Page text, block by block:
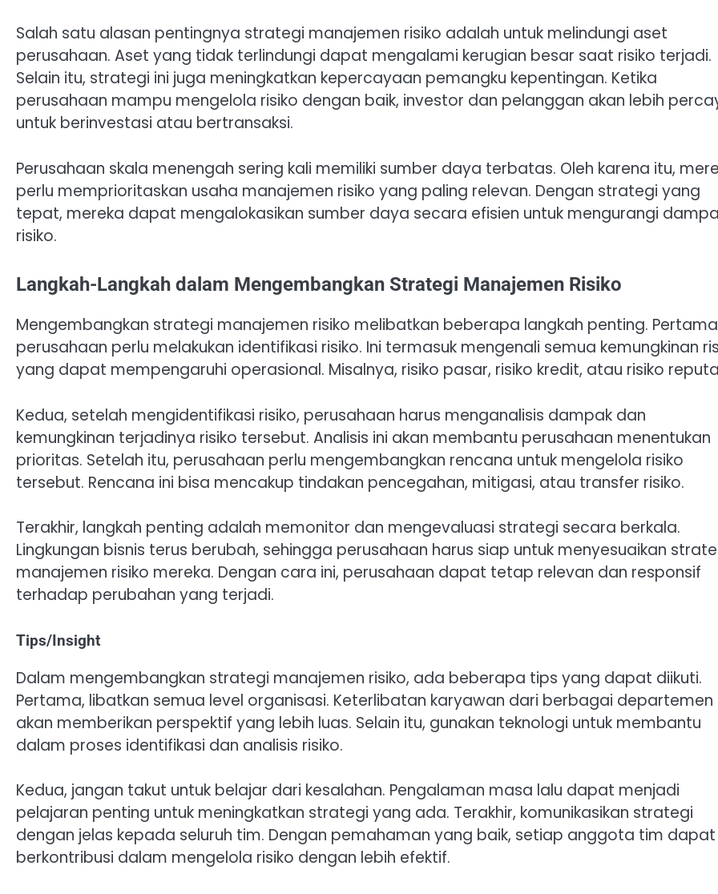
Salah satu alasan pentingnya strategi manajemen risiko adalah untuk melindungi aset
perusahaan. Aset yang tidak terlindungi dapat mengalami kerugian besar saat risiko terjadi.
Selain itu, strategi ini juga meningkatkan kepercayaan pemangku kepentingan. Ketika
perusahaan mampu mengelola risiko dengan baik, investor dan pelanggan akan lebih
untuk berinvestasi atau bertransaksi.
Perusahaan skala menengah sering kali memiliki sumber daya terbatas. Oleh karena itu,
perlu memprioritaskan usaha manajemen risiko yang paling relevan. Dengan strategi yang
tepat, mereka dapat mengalokasikan sumber daya secara efisien untuk mengurangi
risiko.
Langkah-Langkah dalam Mengembangkan Strategi Manajemen Risiko
Mengembangkan strategi manajemen risiko melibatkan beberapa langkah penting.
perusahaan perlu melakukan identifikasi risiko. Ini termasuk mengenali semua kemungkinan
yang dapat mempengaruhi operasional. Misalnya, risiko pasar, risiko kredit, atau risiko
Kedua, setelah mengidentifikasi risiko, perusahaan harus menganalisis dampak dan
kemungkinan terjadinya risiko tersebut. Analisis ini akan membantu perusahaan menentukan
prioritas. Setelah itu, perusahaan perlu mengembangkan rencana untuk mengelola risiko
tersebut. Rencana ini bisa mencakup tindakan pencegahan, mitigasi, atau transfer risiko.
Terakhir, langkah penting adalah memonitor dan mengevaluasi strategi secara berkala.
Lingkungan bisnis terus berubah, sehingga perusahaan harus siap untuk menyesuaikan
manajemen risiko mereka. Dengan cara ini, perusahaan dapat tetap relevan dan responsif
terhadap perubahan yang terjadi.
Tips/Insight
Dalam mengembangkan strategi manajemen risiko, ada beberapa tips yang dapat diikuti.
Pertama, libatkan semua level organisasi. Keterlibatan karyawan dari berbagai departemen
akan memberikan perspektif yang lebih luas. Selain itu, gunakan teknologi untuk membantu
dalam proses identifikasi dan analisis risiko.
Kedua, jangan takut untuk belajar dari kesalahan. Pengalaman masa lalu dapat menjadi
pelajaran penting untuk meningkatkan strategi yang ada. Terakhir, komunikasikan strategi
dengan jelas kepada seluruh tim. Dengan pemahaman yang baik, setiap anggota tim dapat
berkontribusi dalam mengelola risiko dengan lebih efektif.